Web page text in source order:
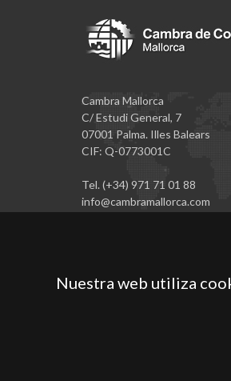
Cambra Mallorca
C/ Estudi General, 7
07001 Palma. Illes Balears
CIF: Q-0773001C
Tel. (+34) 971 71 01 88
info@cambramallorca.com
Nuestra web utiliza